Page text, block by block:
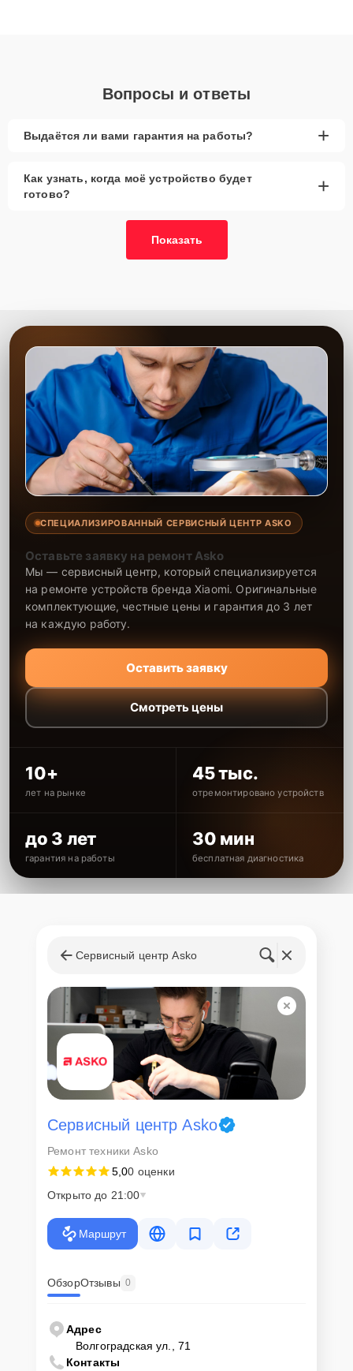
Вопросы и ответы
Выдаётся ли вами гарантия на работы? +
Как узнать, когда моё устройство будет
готово?
+
Показать
СПЕЦИАЛИЗИРОВАННЫЙ СЕРВИСНЫЙ ЦЕНТР ASKO
Оставьте заявку на ремонт Asko
Мы — сервисный центр, который специализируется
на ремонте устройств бренда Xiaomi. Оригинальные
комплектующие, честные цены и гарантия до 3 лет
на каждую работу.
Оставить заявку
Смотреть цены
10+
лет на рынке
45 тыс.
отремонтировано устройств
до 3 лет
гарантия на работы
30 мин
бесплатная диагностика
Сервисный центр Asko
Сервисный центр Asko
Ремонт техники Asko
5,00 оценки
Открыто до 21:00
Маршрут
ОбзорОтзывы 0
Адрес
Волгоградская ул., 71
Контакты